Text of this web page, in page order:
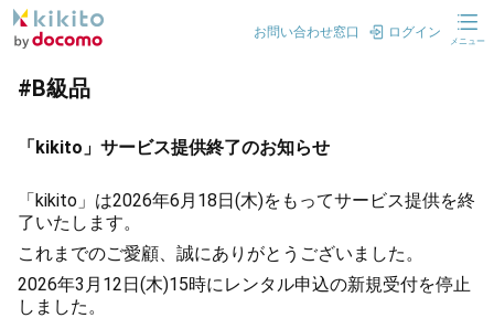
お問い合わせ窓口 ログイン
メニュー
#B級品
「kikito」サービス提供終了のお知らせ
「kikito」は2026年6月18日(木)をもってサービス提供を終
了いたします。
これまでのご愛顧、誠にありがとうございました。
2026年3月12日(木)15時にレンタル申込の新規受付を停止
しました。